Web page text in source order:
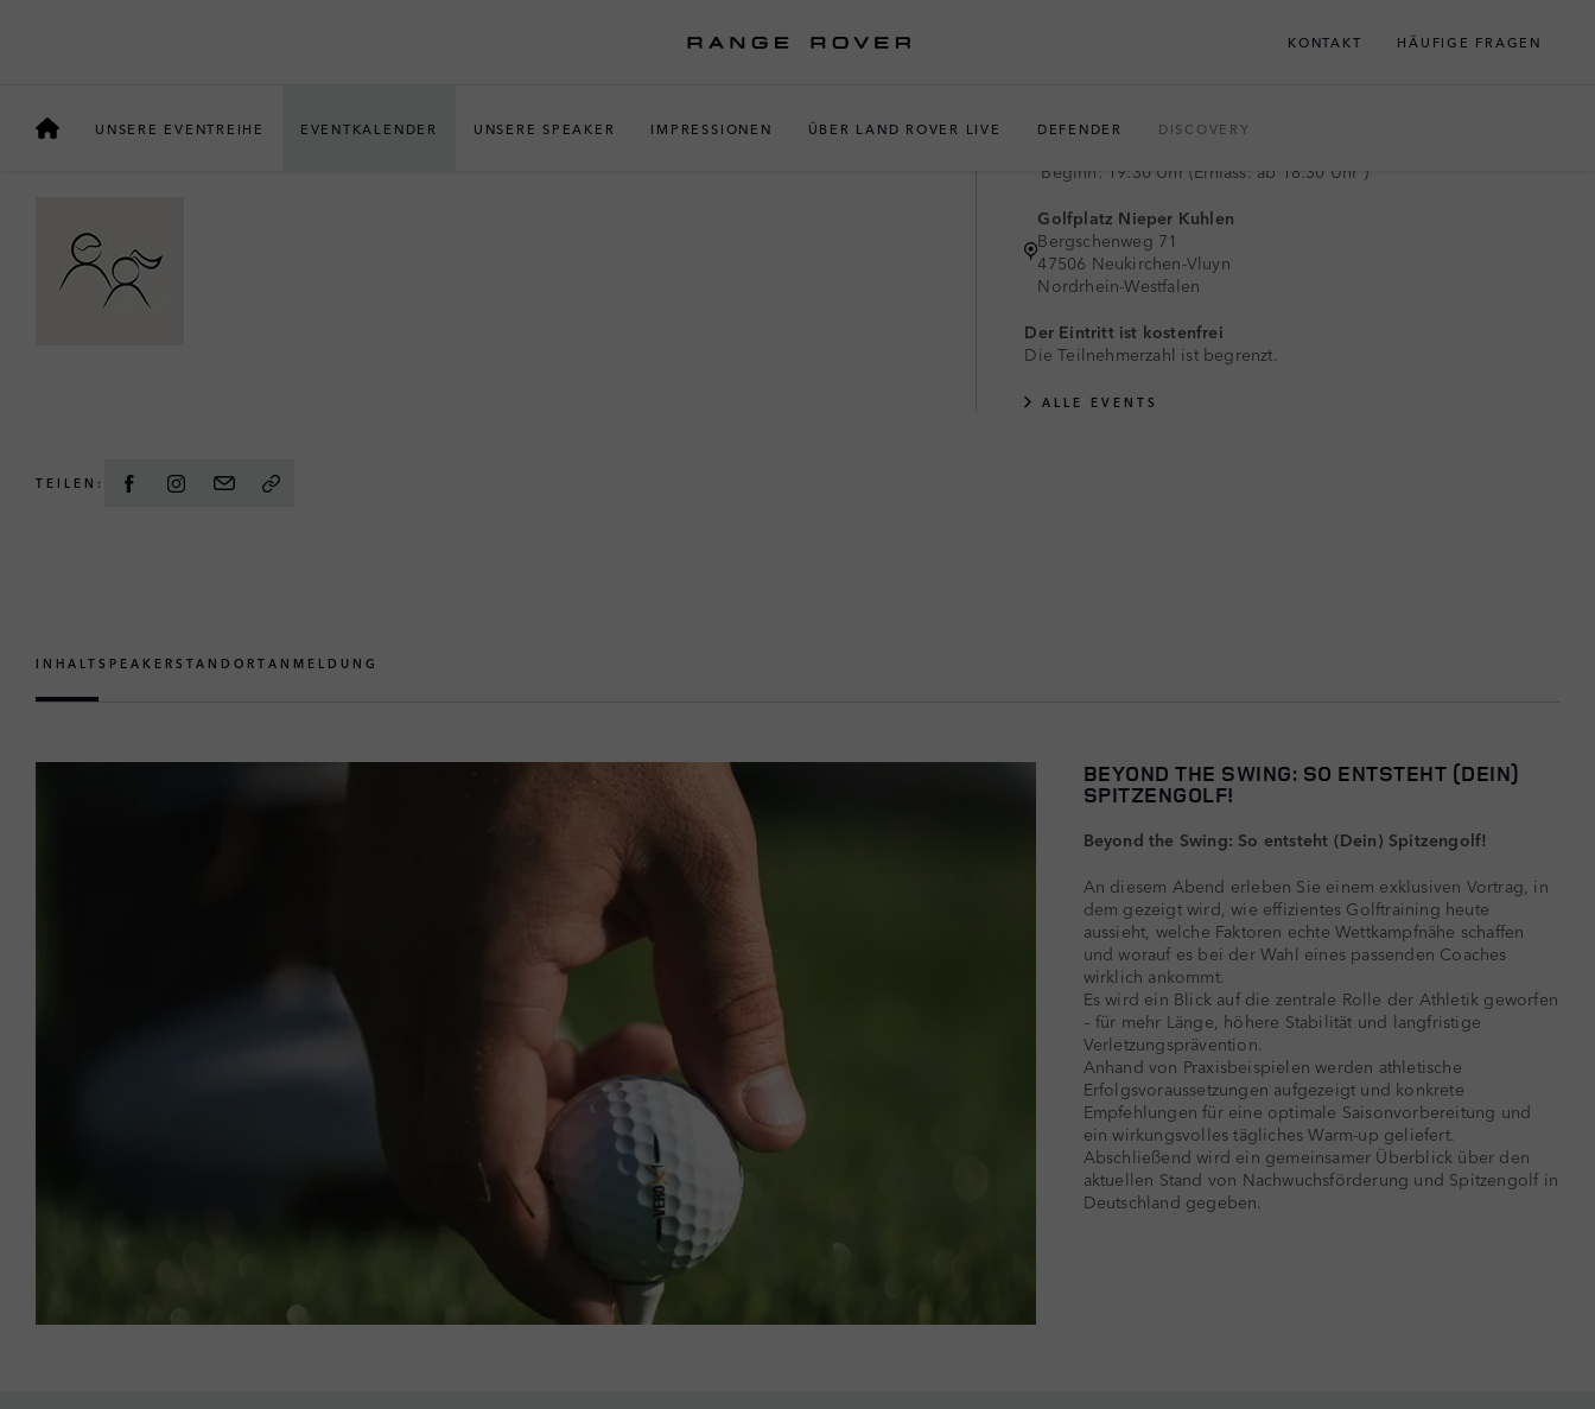
KONTAKT HÄUFIGE FRAGEN
UNSERE EVENTREIHE EVENTKALENDER UNSERE SPEAKER IMPRESSIONEN ÜBER LAND ROVER LIVE DEFENDER DISCOVERY
Beginn: 19:30 Uhr (Einlass: ab 18:30 Uhr )
Golfplatz Nieper Kuhlen
Bergschenweg 71
47506 Neukirchen-Vluyn
Nordrhein-Westfalen
Der Eintritt ist kostenfrei
Die Teilnehmerzahl ist begrenzt.
ALLE EVENTS
TEILEN:
INHALT SPEAKER STANDORT ANMELDUNG
BEYOND THE SWING: SO ENTSTEHT (DEIN)
SPITZENGOLF!
Beyond the Swing: So entsteht (Dein) Spitzengolf!
An diesem Abend erleben Sie einem exklusiven Vortrag, in
dem gezeigt wird, wie effizientes Golftraining heute
aussieht, welche Faktoren echte Wettkampfnähe schaffen
und worauf es bei der Wahl eines passenden Coaches
wirklich ankommt.
Es wird ein Blick auf die zentrale Rolle der Athletik geworfen
– für mehr Länge, höhere Stabilität und langfristige
Verletzungsprävention.
Anhand von Praxisbeispielen werden athletische
Erfolgsvoraussetzungen aufgezeigt und konkrete
Empfehlungen für eine optimale Saisonvorbereitung und
ein wirkungsvolles tägliches Warm-up geliefert.
Abschließend wird ein gemeinsamer Überblick über den
aktuellen Stand von Nachwuchsförderung und Spitzengolf in
Deutschland gegeben.